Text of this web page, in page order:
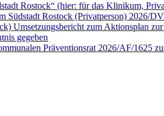
Rostock“ (hier: für das Klinikum,
Rostock (Privatperson) 2026/
Umsetzungsbericht zum Aktionsplan
gegeben
Präventionsrat 2026/AF/1625